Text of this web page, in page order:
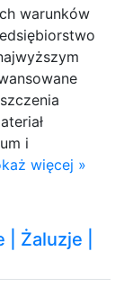
warunków
i
więcej »
Żaluzje |